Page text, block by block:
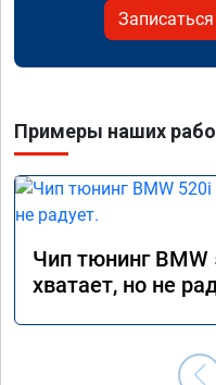
Записаться
Примеры наших
Чип тюнинг BMW
хватает, но не